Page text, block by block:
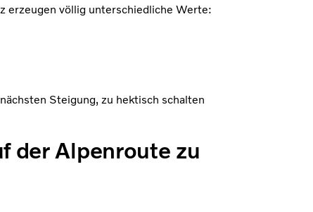
erzeugen völlig unterschiedliche Werte:
Steigung, zu hektisch schalten
der Alpenroute zu